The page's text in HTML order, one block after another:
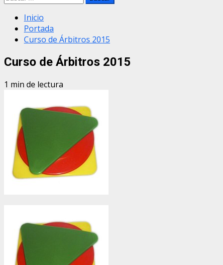
Inicio
Portada
Curso de Árbitros 2015
Curso de Árbitros 2015
1 min de lectura